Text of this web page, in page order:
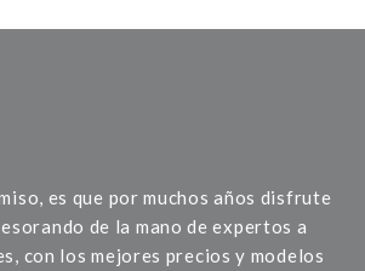
es que por muchos años disfrute
de la mano de expertos a
con los mejores precios y modelos